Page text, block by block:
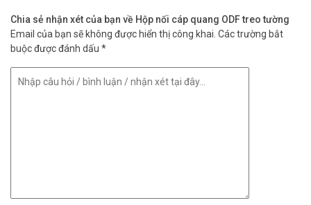
STT Loại Đơn vị
Đơn giá
1
2 sợi quang
3
6 sợi quang Bộ
Chia sẻ nhận xét của bạn về Hộp nối cáp quang ODF treo tường
Email của bạn sẽ không được hiển thị công khai. Các trường bắt
buộc được đánh dấu *